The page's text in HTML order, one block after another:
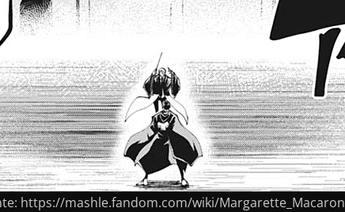
https://mashle.fandom.com/wiki/Margarette_Macaron